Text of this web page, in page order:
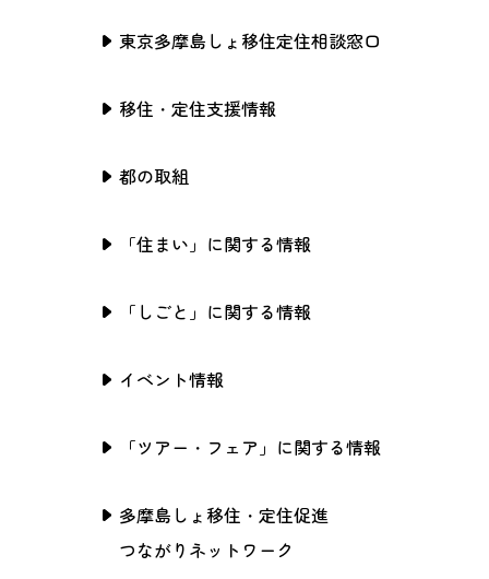
東京多摩島しょ移住定住相談窓口
移住・定住支援情報
都の取組
「住まい」に関する情報
「しごと」に関する情報
イベント情報
「ツアー・フェア」に関する情報
多摩島しょ移住・定住促進
つながりネットワーク